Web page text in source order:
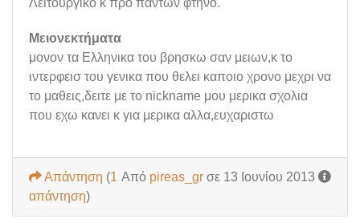
Λειτουργικο κ προ παντων φτηνο.
Μειονεκτήματα
μονον τα Ελληνικα του βρησκω σαν μειων,κ το
ιντερφεισ του γενικα που θελει καποιο χρονο μεχρι να
το μαθεις,δειτε με το nickname μου μερικα σχολια
που εχω κανει κ για μερικα αλλα,ευχαριστω
Από pireas_gr σε 13 Ιουνίου 2013
Απάντηση (1
απάντηση)